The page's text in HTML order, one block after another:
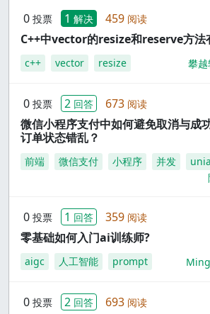
0 投票 1 解决 459 阅读
C++中vector的resize和reserve方法
c++ vector resize 攀
0 投票 2 回答 673 阅读
微信小程序支付中如何避免取消与成
订单状态错乱？
前端 微信支付 小程序 并发
0 投票 1 回答 359 阅读
零基础如何入门ai训练师?
aigc 人工智能 prompt
0 投票 2 回答 693 阅读